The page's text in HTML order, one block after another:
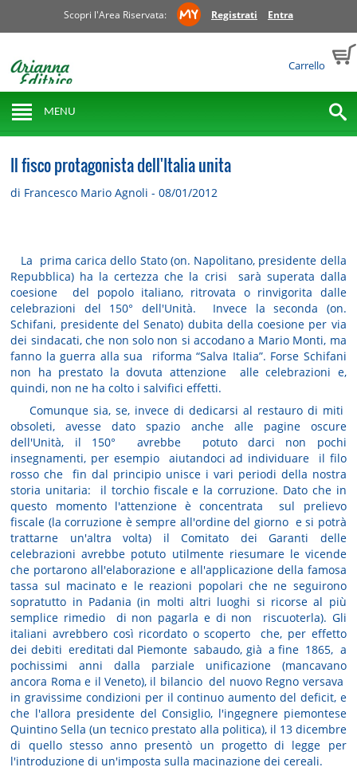
Scopri l'Area Riservata: Registrati Entra
Carrello
MENU
Il fisco protagonista dell'Italia unita
di Francesco Mario Agnoli - 08/01/2012
La prima carica dello Stato (on. Napolitano, presidente della
Repubblica) ha la certezza che la crisi sarà superata dalla
coesione del popolo italiano, ritrovata o rinvigorita dalle
celebrazioni del 150° dell'Unità. Invece la seconda (on.
Schifani, presidente del Senato) dubita della coesione per via
dei sindacati, che non solo non si accodano a Mario Monti, ma
fanno la guerra alla sua riforma “Salva Italia”. Forse Schifani
non ha prestato la dovuta attenzione alle celebrazioni e,
quindi, non ne ha colto i salvifici effetti.
Comunque sia, se, invece di dedicarsi al restauro di miti
obsoleti, avesse dato spazio anche alle pagine oscure
dell'Unità, il 150° avrebbe potuto darci non pochi
insegnamenti, per esempio aiutandoci ad individuare il filo
rosso che fin dal principio unisce i vari periodi della nostra
storia unitaria: il torchio fiscale e la corruzione. Dato che in
questo momento l'attenzione è concentrata sul prelievo
fiscale (la corruzione è sempre all'ordine del giorno e si potrà
trattarne un'altra volta) il Comitato dei Garanti delle
celebrazioni avrebbe potuto utilmente riesumare le vicende
che portarono all'elaborazione e all'applicazione della famosa
tassa sul macinato e le reazioni popolari che ne seguirono
sopratutto in Padania (in molti altri luoghi si ricorse al più
semplice rimedio di non pagarla e di non riscuoterla). Gli
italiani avrebbero così ricordato o scoperto che, per effetto
dei debiti ereditati dal Piemonte sabaudo, già a fine 1865, a
pochissimi anni dalla parziale unificazione (mancavano
ancora Roma e il Veneto), il bilancio del nuovo Regno versava
in gravissime condizioni per il continuo aumento del deficit, e
che l'allora presidente del Consiglio, l'ingegnere piemontese
Quintino Sella (un tecnico prestato alla politica), il 13 dicembre
di quello stesso anno presentò un progetto di legge per
l'introduzione di un'imposta sulla macinazione dei cereali.